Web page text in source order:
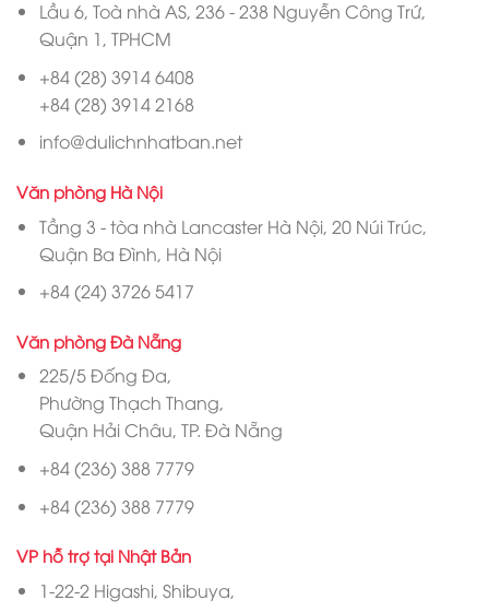
Lầu 6, Toà nhà AS, 236 - 238 Nguyễn Công Trứ,
Quận 1, TPHCM
+84 (28) 3914 6408
+84 (28) 3914 2168
info@dulichnhatban.net
Văn phòng Hà Nội
Tầng 3 - tòa nhà Lancaster Hà Nội, 20 Núi Trúc,
Quận Ba Đình, Hà Nội
+84 (24) 3726 5417
Văn phòng Đà Nẵng
225/5 Đống Đa,
Phường Thạch Thang,
Quận Hải Châu, TP. Đà Nẵng
+84 (236) 388 7779
+84 (236) 388 7779
VP hỗ trợ tại Nhật Bản
1-22-2 Higashi, Shibuya,